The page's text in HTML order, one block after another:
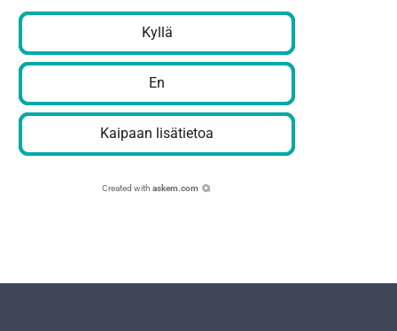
Kyllä
En
Kaipaan lisätietoa
Created with askem.com